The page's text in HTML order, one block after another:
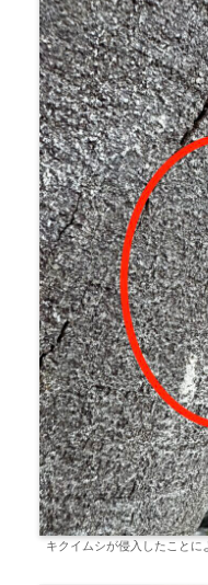
キクイムシが侵入したことに